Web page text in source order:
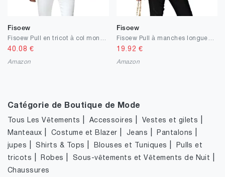
Fisoew
40.08 €
Amazon
Fisoew
19.92 €
Amazon
Catégorie de Boutique de Mode
Tous Les Vêtements Accessoires Vestes et gilets
Manteaux Costume et Blazer Jeans Pantalons
jupes |Shirts & Tops Blouses et Tuniques
Pulls et
tricots
Robes Sous-vêtements et Vêtements de Nuit
Chaussures